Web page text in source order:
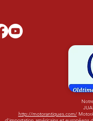
http://motorantiques.com/